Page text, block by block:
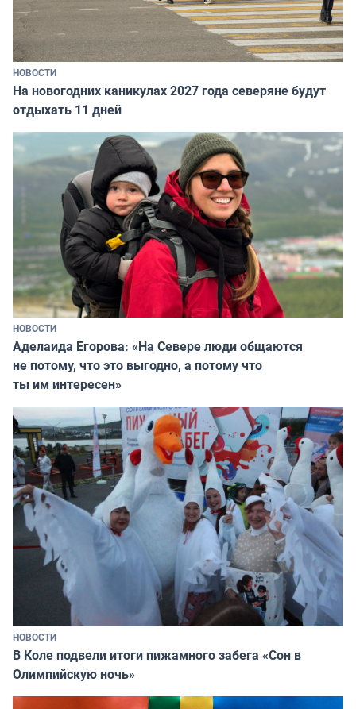
НОВОСТИ
На новогодних каникулах 2027 года северяне будут
отдыхать 11 дней
НОВОСТИ
Аделаида Егорова: «На Севере люди общаются
не потому, что это выгодно, а потому что
ты им интересен»
НОВОСТИ
В Коле подвели итоги пижамного забега «Сон в
Олимпийскую ночь»